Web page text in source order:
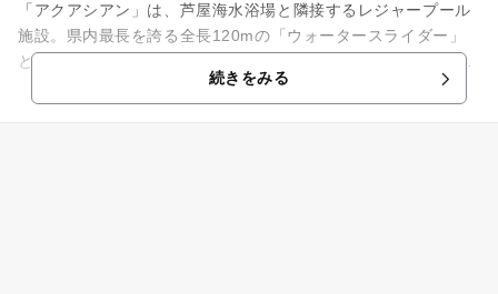
「アクアシアン」は、芦屋海水浴場と隣接するレジャープール
施設。県内最長を誇る全長120mの「ウォータースライダー」
と1周191mの「流水プール」が2大人気プールです。 ウォータ
続きをみる